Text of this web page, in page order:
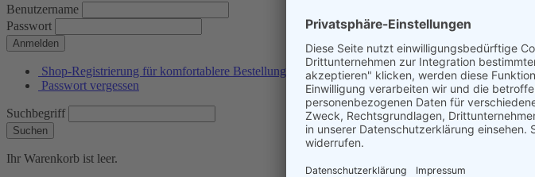
Benutzername
Passwort
Anmelden
Shop-Registrierung für komfortablere Bestellungen
Passwort vergessen
Suchbegriff
Suchen
Ihr Warenkorb ist leer.